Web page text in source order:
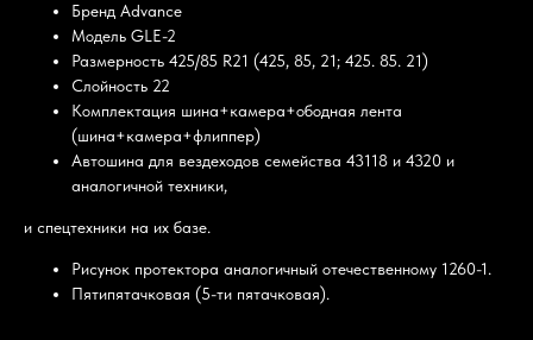
Бренд Advance
Модель GLE-2
Размерность 425/85 R21 (425, 85, 21; 425. 85. 21)
Слойность 22
Комплектация шина+камера+ободная лента
(шина+камера+флиппер)
Автошина для вездеходов семейства 43118 и 4320 и
аналогичной техники,
и спецтехники на их базе.
Рисунок протектора аналогичный отечественному 1260-1.
Пятипятачковая (5-ти пятачковая).